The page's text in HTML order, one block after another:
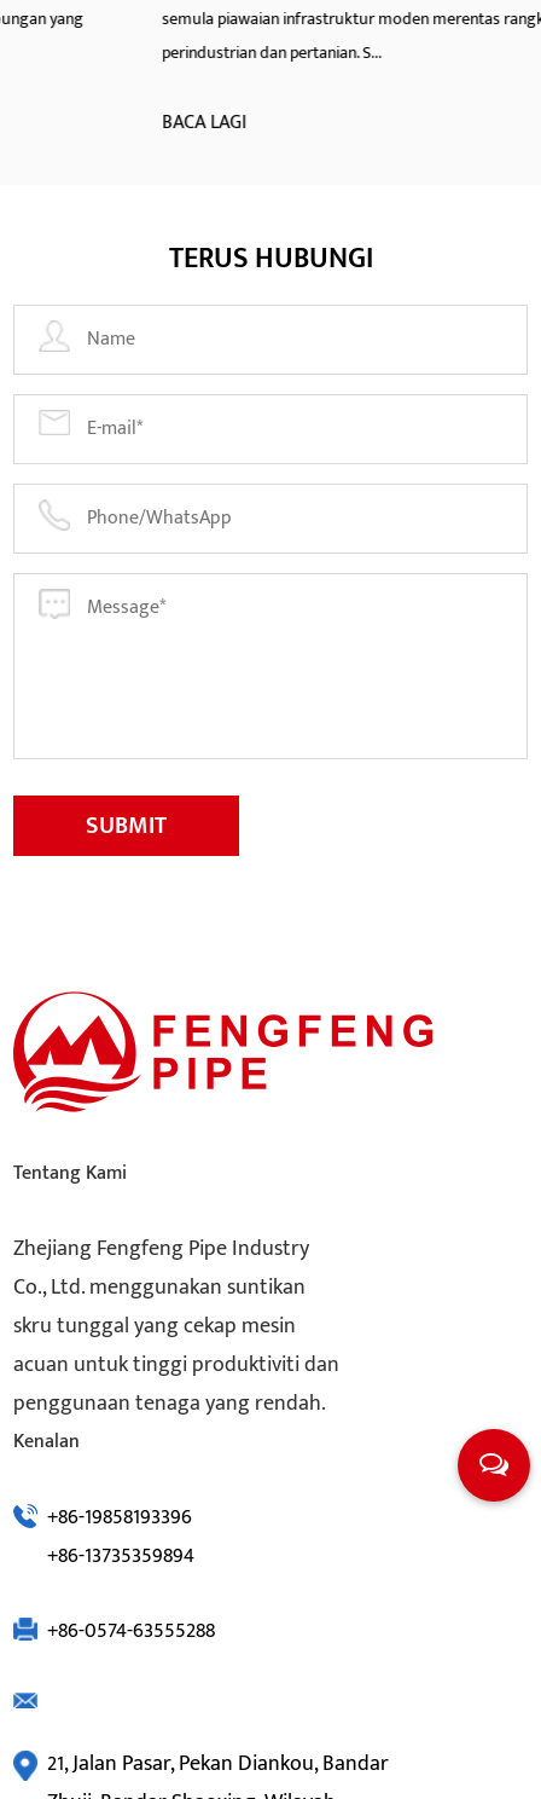
semula piawaian infrastruktur moden merentas rangkaian perbandaran,
perindustrian dan pertanian. S...
TERUS HUBUNGI
SUBMIT
Tentang Kami
Zhejiang Fengfeng Pipe Industry
Co., Ltd. menggunakan suntikan
skru tunggal yang cekap mesin
acuan untuk tinggi produktiviti dan
penggunaan tenaga yang rendah.
Kenalan
+86-19858193396
+86-13735359894
+86-0574-63555288
21, Jalan Pasar, Pekan Diankou, Bandar